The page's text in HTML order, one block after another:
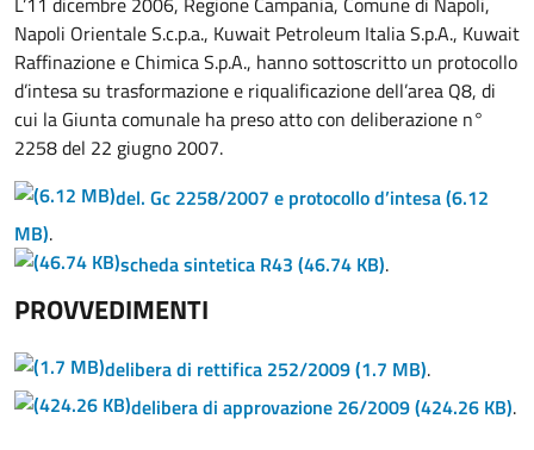
Napoli Orientale S.c.p.a., Kuwait Petroleum Italia S.p.A., Kuwait
Raffinazione e Chimica S.p.A., hanno sottoscritto un protocollo
d’intesa su trasformazione e riqualificazione dell’area Q8, di
cui la Giunta comunale ha preso atto con deliberazione n°
2258 del 22 giugno 2007.
del. Gc 2258/2007 e protocollo d’intesa(6.12
MB).
scheda sintetica R43 (46.74 KB).
PROVVEDIMENTI
delibera di rettifica 252/2009(1.7 MB).
delibera di approvazione 26/2009(424.26 KB).